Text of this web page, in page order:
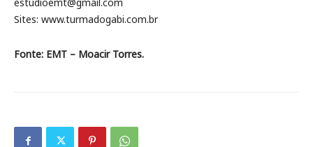
Sites: www.turmadogabi.com.br
Fonte: EMT – Moacir Torres.